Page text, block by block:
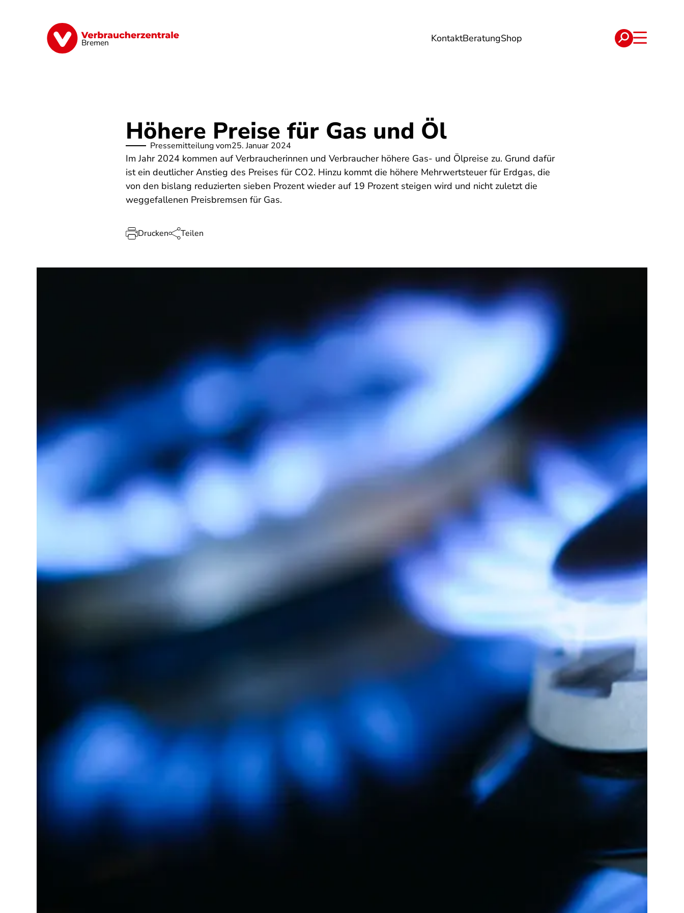
Bremen KontaktBeratungShop
Finanzen Digitales Lebensmittel Reise Verträge
Höhere Preise für Gas und Öl
Pressemitteilung vom25. Januar 2024
Im Jahr 2024 kommen auf Verbraucherinnen und Verbraucher höhere Gas- und Ölpreise zu. Grund dafür
ist ein deutlicher Anstieg des Preises für CO2. Hinzu kommt die höhere Mehrwertsteuer für Erdgas, die
von den bislang reduzierten sieben Prozent wieder auf 19 Prozent steigen wird und nicht zuletzt die
weggefallenen Preisbremsen für Gas.
Drucken Teilen